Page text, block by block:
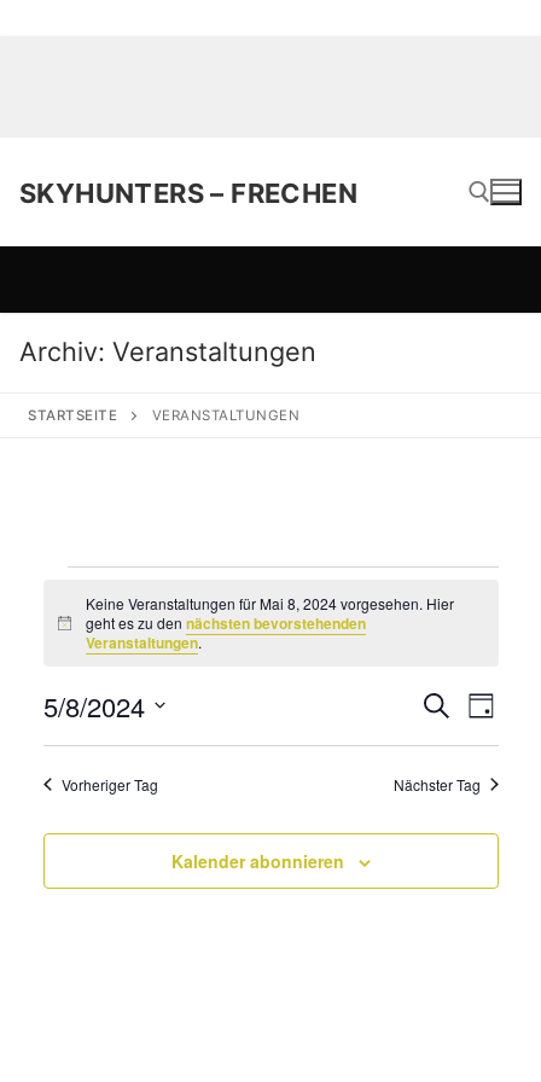
SKYHUNTERS – FRECHEN
Archiv: Veranstaltungen
STARTSEITE VERANSTALTUNGEN
für
Mai
8,
2024
Hinweis
Keine Veranstaltungen für Mai 8, 2024 vorgesehen. Hier
geht es zu den nächsten bevorstehenden
Veranstaltungen.
Suche
und
SucheTag
5/8/2024
Vorheriger Tag Nächster Tag
Kalender abonnieren